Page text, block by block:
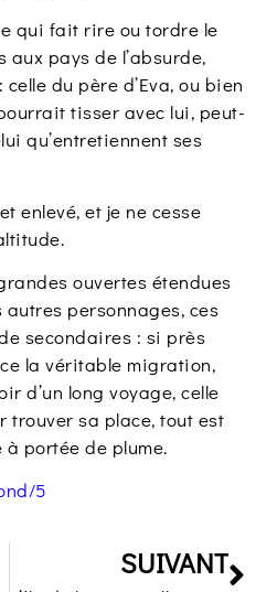
qui fait rire ou tordre le
pays de l’absurde,
du père d’Eva, ou bien
tisser avec lui, peut-
qu’entretiennent ses
enlevé, et je ne cesse
ouvertes étendues
autres personnages, ces
secondaires : si près
la véritable migration,
d’un long voyage, celle
trouver sa place, tout est
à portée de plume.
5
SUIVANT